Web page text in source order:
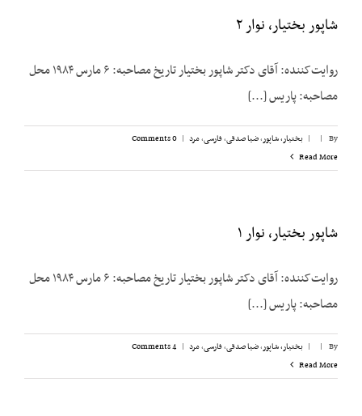
شاپور بختیار، نوار ۲
روایت‌کننده: آقای دکتر شاپور بختیار تاریخ مصاحبه: ۶ مارس ۱۹۸۴ محل
مصاحبه: پاریس [...]
By
|
| بختیار، شاپور,ضیا صدقی,فارسی,مرد |
0 Comments
Read More
شاپور بختیار، نوار ۱
روایت‌کننده: آقای دکتر شاپور بختیار تاریخ مصاحبه: ۶ مارس ۱۹۸۴ محل
مصاحبه: پاریس [...]
By
|
| بختیار، شاپور,ضیا صدقی,فارسی,مرد |
4 Comments
Read More